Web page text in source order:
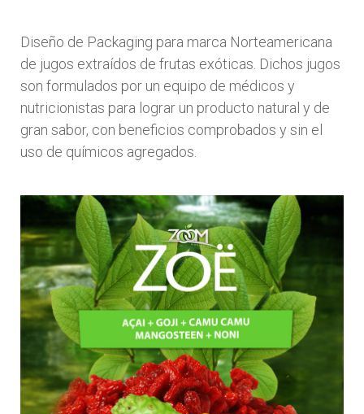
Diseño de Packaging para marca Norteamericana
de jugos extraídos de frutas exóticas. Dichos jugos
son formulados por un equipo de médicos y
nutricionistas para lograr un producto natural y de
gran sabor, con beneficios comprobados y sin el
uso de químicos agregados.